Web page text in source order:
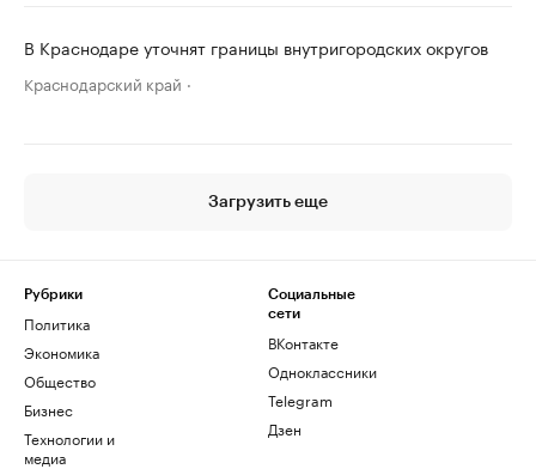
В Краснодаре уточнят границы внутригородских округов
Краснодарский край
Загрузить еще
Рубрики
Политика
Экономика
Общество
Бизнес
Технологии и
медиа
Социальные
сети
ВКонтакте
Одноклассники
Telegram
Дзен